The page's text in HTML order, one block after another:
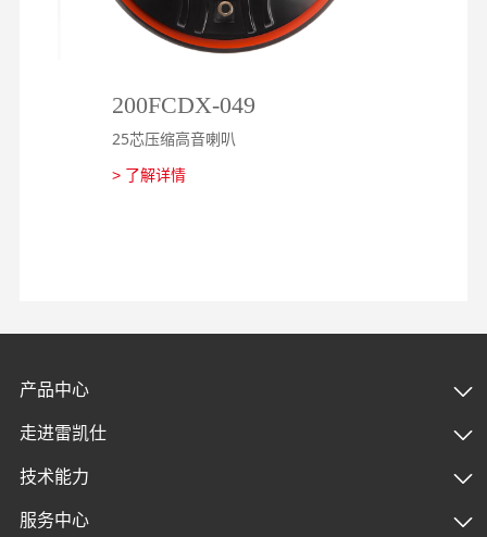
200FCDX-049
25芯压缩高音喇叭
> 了解详情
产品中心
走进雷凯仕
技术能力
服务中心